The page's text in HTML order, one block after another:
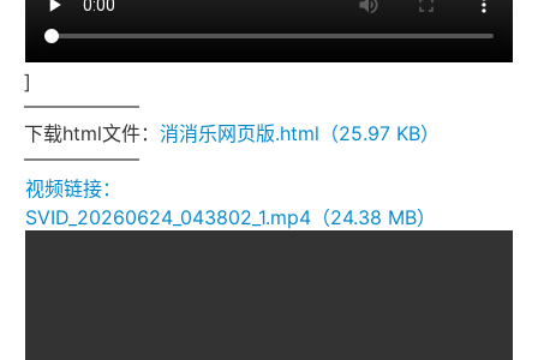
]
——————
下载html文件： 消消乐网页版.html（25.97 KB）
——————
视频链接：
SVID_20260624_043802_1.mp4（24.38 MB）